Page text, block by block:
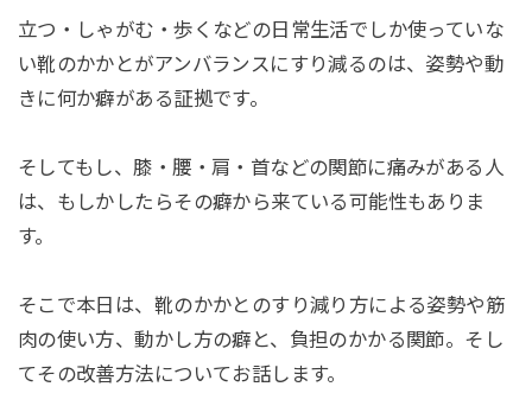
立つ・しゃがむ・歩くなどの日常生活でしか使っていな
い靴のかかとがアンバランスにすり減るのは、姿勢や動
きに何か癖がある証拠です。
そしてもし、膝・腰・肩・首などの関節に痛みがある人
は、もしかしたらその癖から来ている可能性もありま
す。
そこで本日は、靴のかかとのすり減り方による姿勢や筋
肉の使い方、動かし方の癖と、負担のかかる関節。そし
てその改善方法についてお話します。